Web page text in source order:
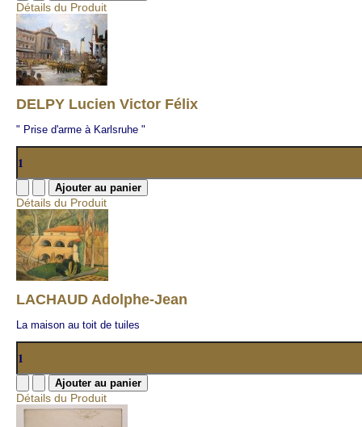
Détails du Produit
DELPY Lucien Victor Félix
" Prise d'arme à Karlsruhe "
Détails du Produit
LACHAUD Adolphe-Jean
La maison au toit de tuiles
Détails du Produit